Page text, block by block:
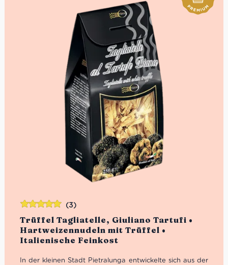
Trüffel Tagliatelle, Giuliano Tartufi •
Hartweizennudeln mit Trüffel •
Italienische Feinkost
(3)
In der kleinen Stadt Pietralunga entwickelte sich aus der
Bewertet
mit5.00von
5